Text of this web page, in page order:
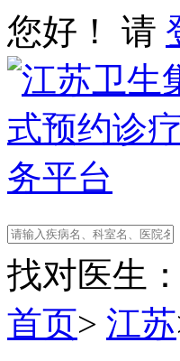
您好！ 请
找对医生：
首页> 江苏